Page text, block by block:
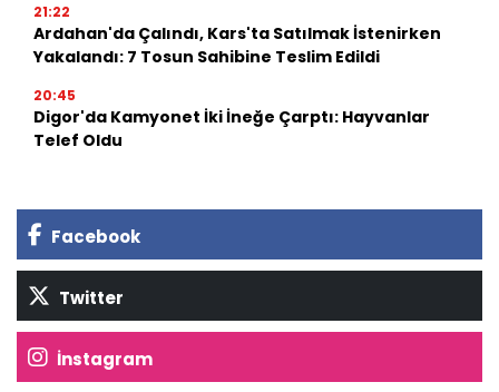
21:22
Ardahan'da Çalındı, Kars'ta Satılmak İstenirken
Yakalandı: 7 Tosun Sahibine Teslim Edildi
20:45
Digor'da Kamyonet İki İneğe Çarptı: Hayvanlar
Telef Oldu
Facebook
Twitter
İnstagram